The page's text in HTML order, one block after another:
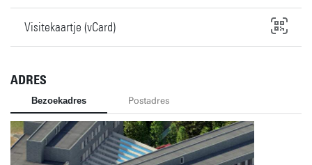
Visitekaartje (vCard)
ADRES
Bezoekadres Postadres